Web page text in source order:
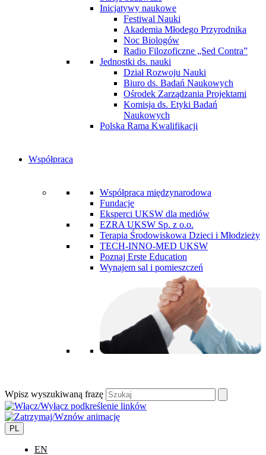
Inicjatywy naukowe
Festiwal Nauki
Akademia Młodego Przyrodnika
Noc Biologów
Radio Filozoficzne „Sed Contra”
Jednostki ds. nauki
Dział Rozwoju Nauki
Biuro ds. Badań Naukowych
Ośrodek Zarządzania Projektami
Komisja ds. Etyki Badań
Naukowych
Polska Rama Kwalifikacji
Współpraca
Współpraca międzynarodowa
Fundacje
Eksperci UKSW dla mediów
EZRA UKSW Sp. z o.o.
Terapia Środowiskowa Dzieci i Młodzieży
TECH-INNO-MED UKSW
Poznaj Erste Education
Wynajem sal i pomieszczeń
Wpisz wyszukiwaną frazę
PL
EN